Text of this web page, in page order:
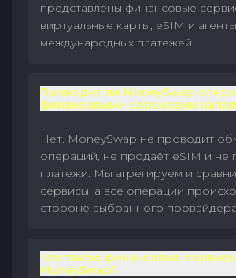
представлены финансовые
виртуальные карты, eSIM и
международных платежей.
Проводит ли MoneySwap
финансовыми сервисами
Нет. MoneySwap не проводит
операций, не продаёт eSIM и не
платежи. Мы агрегируем и
сервисы, а все операции
стороне выбранного
Что такое финансовые
MoneySwap?